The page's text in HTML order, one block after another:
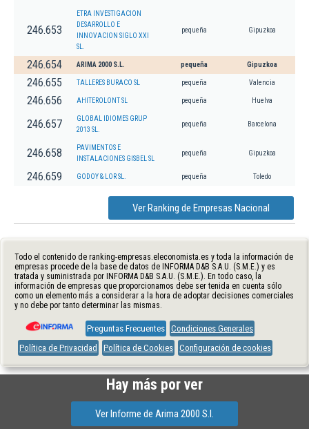
246.653
ETRA INVESTIGACION
DESARROLLO E
INNOVACION SIGLO XXI
SL.
pequeña Gipuzkoa
246.654 ARIMA 2000 S.L. pequeña Gipuzkoa
246.655 TALLERES BURACO SL pequeña Valencia
246.656 AHITEROLONT SL pequeña Huelva
246.657
GLOBAL IDIOMES GRUP
2013 SL.
pequeña Barcelona
246.658
PAVIMENTOS E
INSTALACIONES GISBEL SL
pequeña Gipuzkoa
246.659 GODOY & LOR SL. pequeña Toledo
Ver Ranking de Empresas Nacional
Todo el contenido de ranking-empresas.eleconomista.es y toda la información de
empresas procede de la base de datos de INFORMA D&B S.A.U. (S.M.E.) y es
tratada y suministrada por INFORMA D&B S.A.U. (S.M.E.). En todo caso, la
información de empresas que proporcionamos debe ser tenida en cuenta sólo
como un elemento más a considerar a la hora de adoptar decisiones comerciales
y no debe por tanto determinar las mismas.
Preguntas Frecuentes Condiciones Generales
Política de Privacidad
Política de Cookies Configuración de cookies
Hay más por ver
Ver Informe de Arima 2000 S.l.